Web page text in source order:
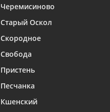
Черемисиново
Старый Оскол
Скородное
Свобода
Пристень
Песчанка
Кшенский